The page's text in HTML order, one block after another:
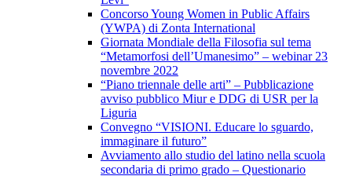
Concorso Young Women in Public Affairs
(YWPA) di Zonta International
Giornata Mondiale della Filosofia sul tema
“Metamorfosi dell’Umanesimo” – webinar 23
novembre 2022
“Piano triennale delle arti” – Pubblicazione
avviso pubblico Miur e DDG di USR per la
Liguria
Convegno “VISIONI. Educare lo sguardo,
immaginare il futuro”
Avviamento allo studio del latino nella scuola
secondaria di primo grado – Questionario